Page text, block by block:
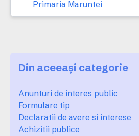
Primaria Maruntei
Din aceeași categorie
Anunturi de interes public
Formulare tip
Declaratii de avere si interese
Achizitii publice